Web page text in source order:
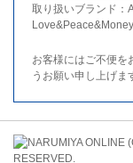
取り扱いブランド：
お客様にはご不便を
うお願い申し上げま